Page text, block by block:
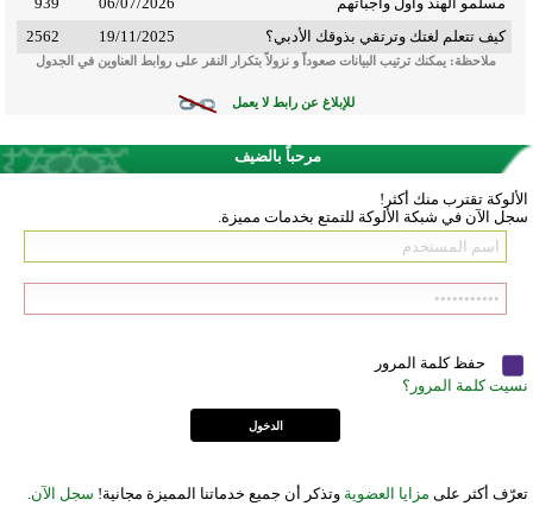
كيف تتعلم لغتك وترتقي بذوقك الأدبي؟
19/11/2025
2562
ملاحظة: يمكنك ترتيب البيانات صعوداً و نزولاً بتكرار النقر على روابط العناوين في الجدول
للإبلاغ عن رابط لا يعمل
مرحباً بالضيف
الألوكة تقترب منك أكثر!
سجل الآن في شبكة الألوكة للتمتع بخدمات مميزة.
حفظ كلمة المرور
نسيت كلمة المرور؟
تعرّف أكثر على مزايا العضوية وتذكر أن جميع خدماتنا المميزة مجانية! سجل الآن.